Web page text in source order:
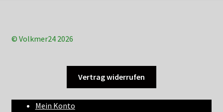
© Volkmer24 2026
Vertrag widerrufen
Mein Konto